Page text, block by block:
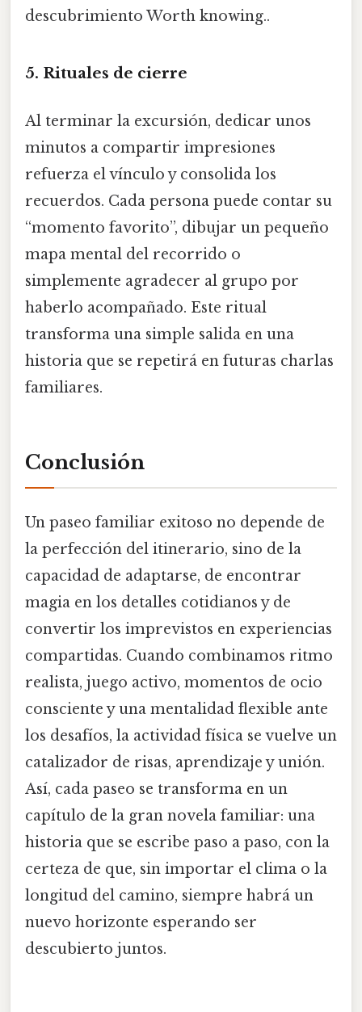
descubrimiento Worth knowing..
5. Rituales de cierre
Al terminar la excursión, dedicar unos
minutos a compartir impresiones
refuerza el vínculo y consolida los
recuerdos. Cada persona puede contar su
“momento favorito”, dibujar un pequeño
mapa mental del recorrido o
simplemente agradecer al grupo por
haberlo acompañado. Este ritual
transforma una simple salida en una
historia que se repetirá en futuras charlas
familiares.
Conclusión
Un paseo familiar exitoso no depende de
la perfección del itinerario, sino de la
capacidad de adaptarse, de encontrar
magia en los detalles cotidianos y de
convertir los imprevistos en experiencias
compartidas. Cuando combinamos ritmo
realista, juego activo, momentos de ocio
consciente y una mentalidad flexible ante
los desafíos, la actividad física se vuelve un
catalizador de risas, aprendizaje y unión.
Así, cada paseo se transforma en un
capítulo de la gran novela familiar: una
historia que se escribe paso a paso, con la
certeza de que, sin importar el clima o la
longitud del camino, siempre habrá un
nuevo horizonte esperando ser
descubierto juntos.